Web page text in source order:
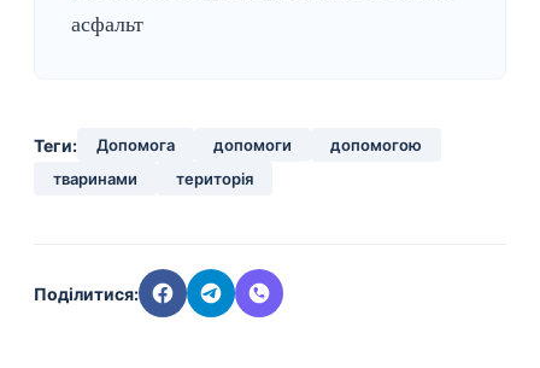
асфальт
Теги: Допомога допомоги
допомогою
тваринами
територія
Поділитися: